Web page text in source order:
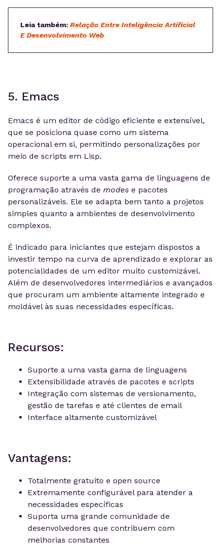
Leia também: Relação Entre Inteligência Artificial
E Desenvolvimento Web
5. Emacs
Emacs é um editor de código eficiente e extensível,
que se posiciona quase como um sistema
operacional em si, permitindo personalizações por
meio de scripts em Lisp.
Oferece suporte a uma vasta gama de linguagens de
programação através de modes e pacotes
personalizáveis. Ele se adapta bem tanto a projetos
simples quanto a ambientes de desenvolvimento
complexos.
É indicado para iniciantes que estejam dispostos a
investir tempo na curva de aprendizado e explorar as
potencialidades de um editor muito customizável.
Além de desenvolvedores intermediários e avançados
que procuram um ambiente altamente integrado e
moldável às suas necessidades específicas.
Recursos:
Suporte a uma vasta gama de linguagens
Extensibilidade através de pacotes e scripts
Integração com sistemas de versionamento,
gestão de tarefas e até clientes de email
Interface altamente customizável
Vantagens:
Totalmente gratuito e open source
Extremamente configurável para atender a
necessidades específicas
Suporta uma grande comunidade de
desenvolvedores que contribuem com
melhorias constantes